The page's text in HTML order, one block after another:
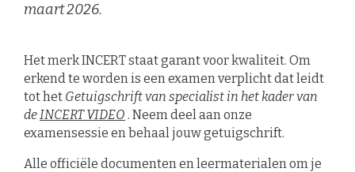
maart 2026.
Het merk INCERT staat garant voor kwaliteit. Om
erkend te worden is een examen verplicht dat leidt
tot het Getuigschrift van specialist in het kader van
deINCERT VIDEO . Neem deel aan onze
examensessie en behaal jouw getuigschrift.
Alle officiële documenten en leermaterialen om je